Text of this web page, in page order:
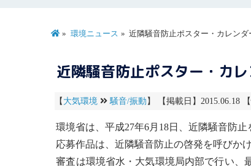
環境ニュース 近隣騒音防止ポスター・カレン
近隣騒音防止ポスター・
【 大気環境 騒音/振動 】 【掲載日】2015.06.18
環境省は、平成27年6月18日、近隣騒音防止
応募作品は、近隣騒音防止の啓発を呼びか
審査は環境省水・大気環境局内部で行い、